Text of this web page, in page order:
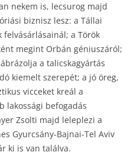
nekem is, lecsurog majd
biznisz lesz: a Tállai
felvásárlásainál; a Török
megint Orbán géniuszáról;
a talicskagyártás
kiemelt szerepét; a jó öreg,
vicceket kreál a
lakossági befogadás
Zsolti majd leleplezi a
Gyurcsány-Bajnai-Tel Aviv
ki is van találva.